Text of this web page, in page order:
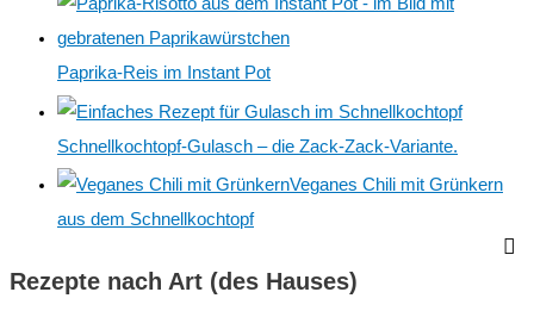
Paprika-Reis im Instant Pot
Schnellkochtopf-Gulasch – die Zack-Zack-Variante.
Veganes Chili mit Grünkern
aus dem Schnellkochtopf
Rezepte nach Art (des Hauses)